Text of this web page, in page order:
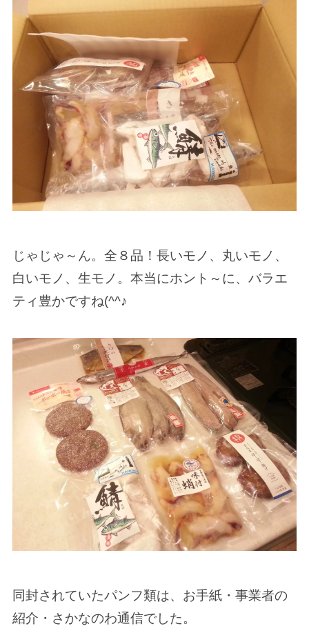
じゃじゃ～ん。全８品！長いモノ、丸いモノ、
白いモノ、生モノ。本当にホント～に、バラエ
ティ豊かですね(^^♪
同封されていたパンフ類は、お手紙・事業者の
紹介・さかなのわ通信でした。